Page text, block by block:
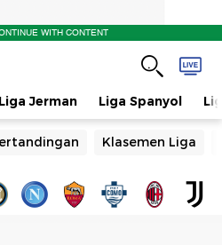
WITH CONTENT
Liga Jerman Liga Spanyol
Klasemen Liga